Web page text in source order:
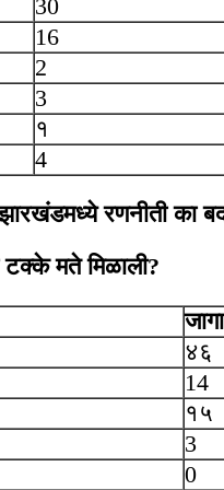
30
16
2
3
१
4
झारखंडमध्ये रणनीती
टक्के मते मिळाली?
जागा
४६
14
१५
3
0